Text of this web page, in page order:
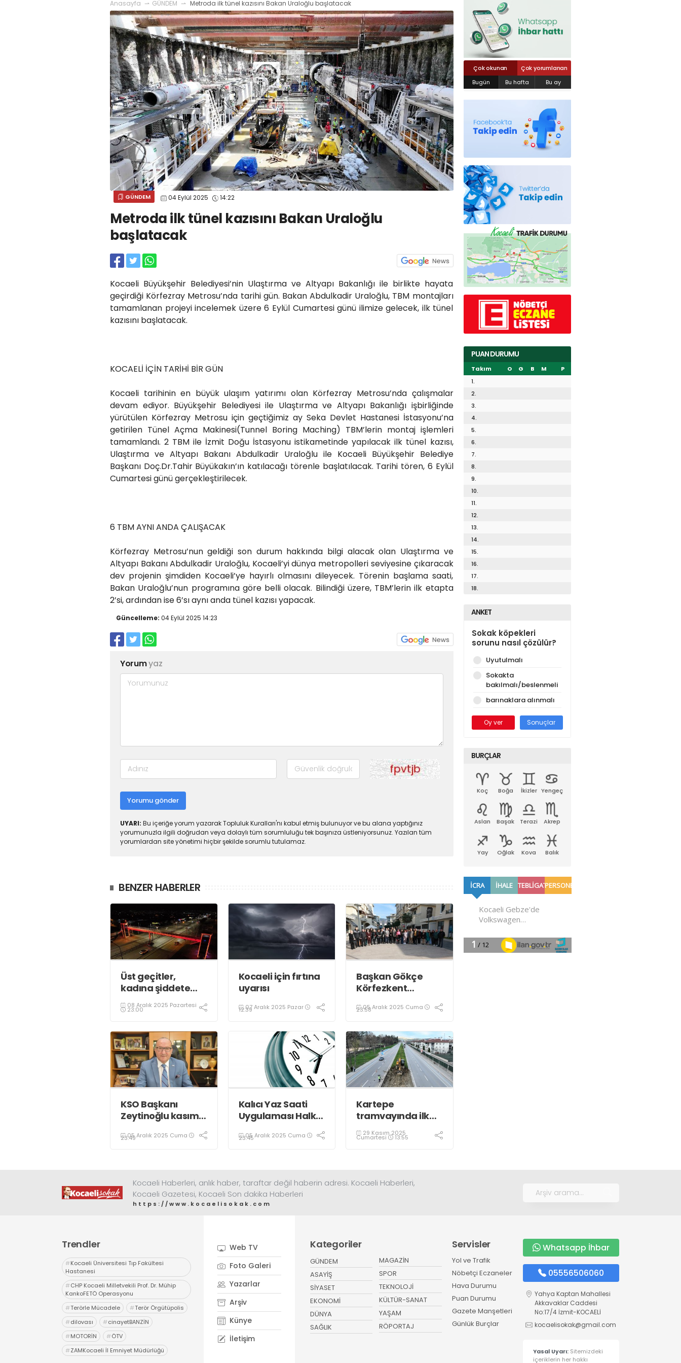
Anasayfa GÜNDEM Metroda ilk tünel kazısını Bakan Uraloğlu başlatacak
GÜNDEM 04 Eylül 2025 14:22
Metroda ilk tünel kazısını Bakan Uraloğlu
başlatacak
Kocaeli Büyükşehir Belediyesi’nin Ulaştırma ve Altyapı Bakanlığı ile birlikte hayata
geçirdiği Körfezray Metrosu’nda tarihi gün. Bakan Abdulkadir Uraloğlu, TBM montajları
tamamlanan projeyi incelemek üzere 6 Eylül Cumartesi günü ilimize gelecek, ilk tünel
kazısını başlatacak.
KOCAELİ İÇİN TARİHİ BİR GÜN
Kocaeli tarihinin en büyük ulaşım yatırımı olan Körfezray Metrosu’nda çalışmalar
devam ediyor. Büyükşehir Belediyesi ile Ulaştırma ve Altyapı Bakanlığı işbirliğinde
yürütülen Körfezray Metrosu için geçtiğimiz ay Seka Devlet Hastanesi İstasyonu’na
getirilen Tünel Açma Makinesi(Tunnel Boring Maching) TBM’lerin montaj işlemleri
tamamlandı. 2 TBM ile İzmit Doğu İstasyonu istikametinde yapılacak ilk tünel kazısı,
Ulaştırma ve Altyapı Bakanı Abdulkadir Uraloğlu ile Kocaeli Büyükşehir Belediye
Başkanı Doç.Dr.Tahir Büyükakın’ın katılacağı törenle başlatılacak. Tarihi tören, 6 Eylül
Cumartesi günü gerçekleştirilecek.
6 TBM AYNI ANDA ÇALIŞACAK
Körfezray Metrosu’nun geldiği son durum hakkında bilgi alacak olan Ulaştırma ve
Altyapı Bakanı Abdulkadir Uraloğlu, Kocaeli’yi dünya metropolleri seviyesine çıkaracak
dev projenin şimdiden Kocaeli’ye hayırlı olmasını dileyecek. Törenin başlama saati,
Bakan Uraloğlu’nun programına göre belli olacak. Bilindiği üzere, TBM’lerin ilk etapta
2’si, ardından ise 6’sı aynı anda tünel kazısı yapacak.
Güncelleme: 04 Eylül 2025 14:23
Yorumyaz
Yorumu gönder
UYARI: Bu içeriğe yorum yazarak Topluluk Kuralları'nı kabul etmiş bulunuyor ve bu alana yaptığınız
yorumunuzla ilgili doğrudan veya dolaylı tüm sorumluluğu tek başınıza üstleniyorsunuz. Yazılan tüm
yorumlardan site yönetimi hiçbir şekilde sorumlu tutulamaz.
BENZER HABERLER
Üst geçitler,
kadına şiddete
karşı “turuncu”
renkle aydınlatıldı;
08 Aralık 2025 Pazartesi
23:00
Kocaeli için fırtına
uyarısı
07 Aralık 2025 Pazar
12:39
Başkan Gökçe
Körfezkent
Oldu
05 Aralık 2025 Cuma
23:58
KSO Başkanı
Zeytinoğlu kasım
verilerini
05 Aralık 2025 Cuma
23:49
Kalıcı Yaz Saati
Uygulaması Halkın
Ediyor!
05 Aralık 2025 Cuma
23:45
Kartepe
tramvayında ilk
kepçe vuruldu
29 Kasım 2025
Cumartesi 13:55
Çok okunan
Çok yorumlanan
Bugün
Bu hafta Bu ay
PUAN DURUMU
Takım O G B M
P
1.
2.
3.
4.
5.
6.
7.
8.
9.
10.
11.
12.
13.
14.
15.
16.
17.
18.
ANKET
Sokak köpekleri
sorunu nasıl çözülür?
Uyutulmalı
Sokakta
bakılmalı/beslenmeli
barınaklara alınmalı
Oy ver Sonuçlar
BURÇLAR
Koç Boğa İkizler Yengeç
Aslan Başak Terazi Akrep
Yay Oğlak Kova Balık
Kocaeli Haberleri, anlık haber, taraftar değil haberin adresi. Kocaeli Haberleri,
Kocaeli Gazetesi, Kocaeli Son dakika Haberleri
https://www.kocaelisokak.com
Trendler
#Kocaeli Üniversitesi Tıp Fakültesi
Hastanesi
#CHP Kocaeli Milletvekili Prof. Dr. Mühip
KankoFETÖ Operasyonu
#Terörle Mücadele #Terör Örgütüpolis
#dilovası #cinayetBANZİN
#MOTORİN #ÖTV
#ZAMKocaeli İl Emniyet Müdürlüğü
Web TV
Foto Galeri
Yazarlar
Arşiv
Künye
İletişim
Kategoriler
GÜNDEM
ASAYİŞ
SİYASET
EKONOMİ
DÜNYA
SAĞLIK
MAGAZİN
SPOR
TEKNOLOJİ
KÜLTÜR-SANAT
YAŞAM
RÖPORTAJ
Servisler
Yol ve Trafik
Nöbetçi Eczaneler
Hava Durumu
Puan Durumu
Gazete Manşetleri
Günlük Burçlar
Whatsapp İhbar
05556506060
Yahya Kaptan Mahallesi
Akkavaklar Caddesi
No:17/4 İzmit-KOCAELİ
kocaelisokak@gmail.com
Yasal Uyarı: Sitemizdeki
içeriklerin her hakkı
Yahya Kaptan Mahallesi Akkavaklar
Caddesi No:17/4 İzmit-KOCAELİ